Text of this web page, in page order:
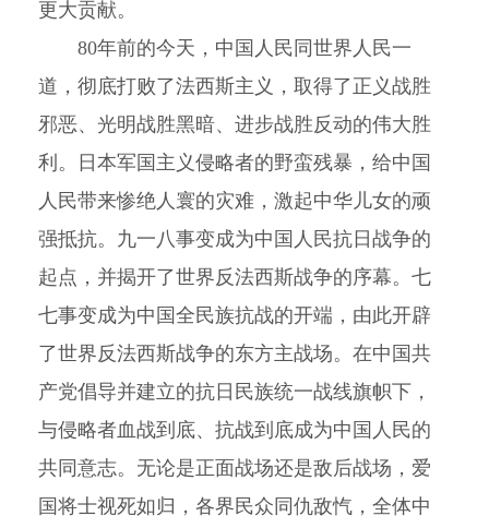
更大贡献。
80年前的今天，中国人民同世界人民一
道，彻底打败了法西斯主义，取得了正义战胜
邪恶、光明战胜黑暗、进步战胜反动的伟大胜
利。日本军国主义侵略者的野蛮残暴，给中国
人民带来惨绝人寰的灾难，激起中华儿女的顽
强抵抗。九一八事变成为中国人民抗日战争的
起点，并揭开了世界反法西斯战争的序幕。七
七事变成为中国全民族抗战的开端，由此开辟
了世界反法西斯战争的东方主战场。在中国共
产党倡导并建立的抗日民族统一战线旗帜下，
与侵略者血战到底、抗战到底成为中国人民的
共同意志。无论是正面战场还是敌后战场，爱
国将士视死如归，各界民众同仇敌忾，全体中